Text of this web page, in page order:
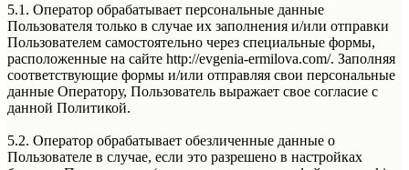
5.1. Оператор обрабатывает персональные данные
Пользователя только в случае их заполнения и/или отправки
Пользователем самостоятельно через специальные формы,
расположенные на сайте http://evgenia-ermilova.com/. Заполняя
соответствующие формы и/или отправляя свои персональные
данные Оператору, Пользователь выражает свое согласие с
данной Политикой.
5.2. Оператор обрабатывает обезличенные данные о
Пользователе в случае, если это разрешено в настройках